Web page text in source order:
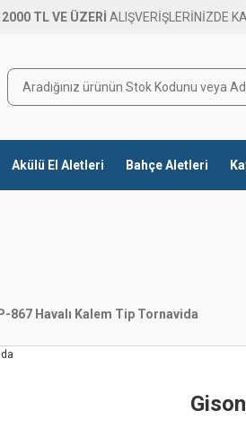
2000 TL VE ÜZERİ ALIŞVERİŞLERİNİZDE
Akülü El Aletleri Bahçe Aletleri
867 Havalı Kalem Tip Tornavida